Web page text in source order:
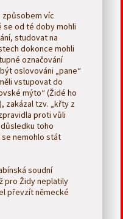
způsobem víc
se od té doby mohli
studovat na
dokonce mohli
označování
oslovováni „pane“
vstupovat do
mýto“ (Židé ho
zakázal tzv. „křty z
proti vůli
toho
nemohlo stát
soudní
pro Židy neplatily
převzít německé